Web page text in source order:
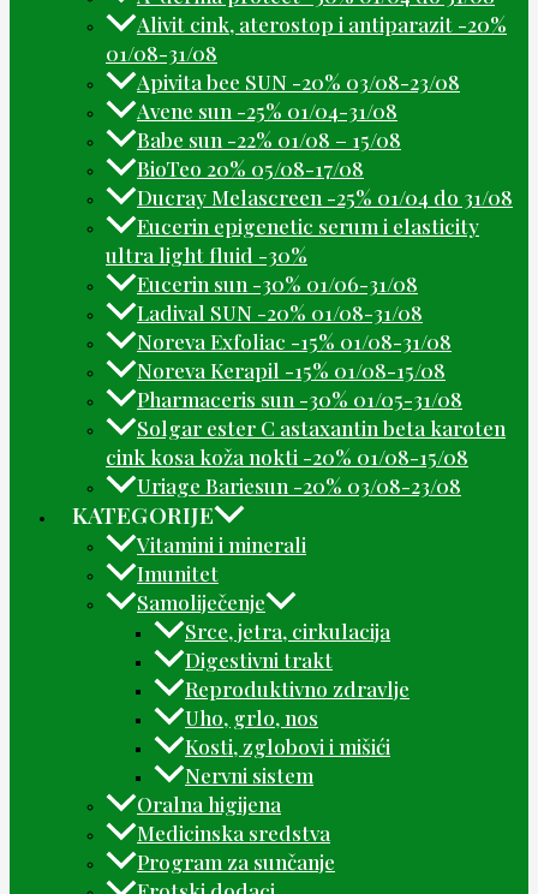
Alivit cink, aterostop i antiparazit -20%
01/08-31/08
Apivita bee SUN -20% 03/08-23/08
Avene sun -25% 01/04-31/08
Babe sun -22% 01/08 – 15/08
BioTeo 20% 05/08-17/08
Ducray Melascreen -25% 01/04 do 31/08
Eucerin epigenetic serum i elasticity
ultra light fluid -30%
Eucerin sun -30% 01/06-31/08
Ladival SUN -20% 01/08-31/08
Noreva Exfoliac -15% 01/08-31/08
Noreva Kerapil -15% 01/08-15/08
Pharmaceris sun -30% 01/05-31/08
Solgar ester C astaxantin beta karoten
cink kosa koža nokti -20% 01/08-15/08
Uriage Bariesun -20% 03/08-23/08
KATEGORIJE
Vitamini i minerali
Imunitet
Samoliječenje
Srce, jetra, cirkulacija
Digestivni trakt
Reproduktivno zdravlje
Uho, grlo, nos
Kosti, zglobovi i mišići
Nervni sistem
Oralna higijena
Medicinska sredstva
Program za sunčanje